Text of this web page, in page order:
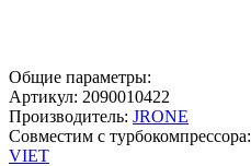
Общие параметры:
Артикул: 2090010422
Производитель: JRONE
Совместим с турбокомпрессора:
VIET